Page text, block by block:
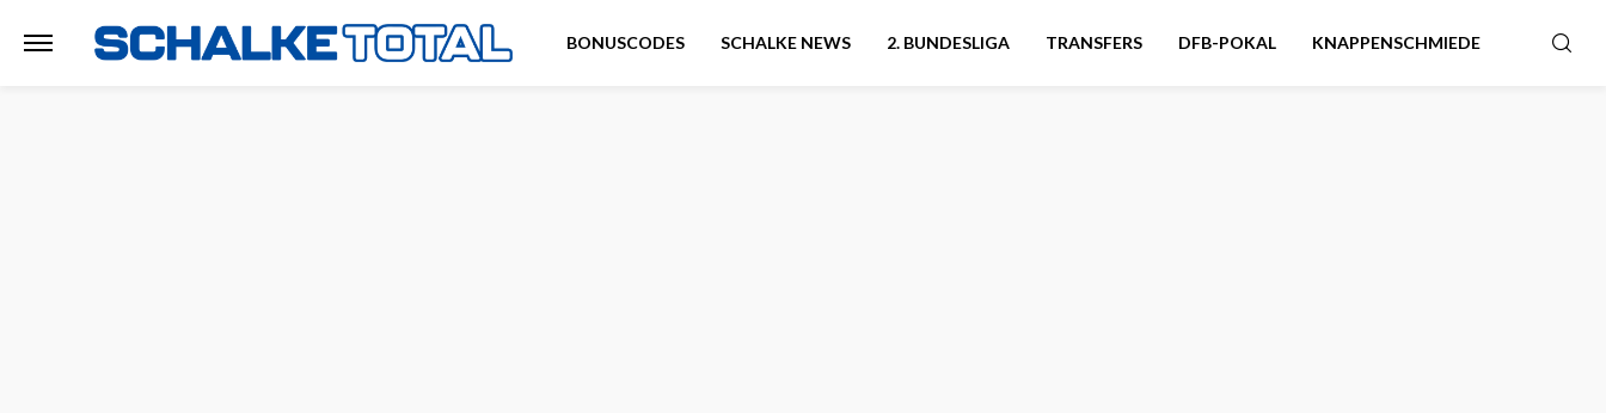
BONUSCODES SCHALKE NEWS 2. BUNDESLIGA TRANSFERS DFB-POKAL KNAPPENSCHMIEDE